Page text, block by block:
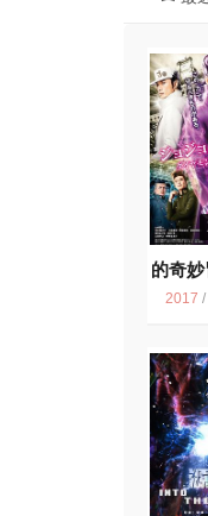
的奇
钻
2017 /